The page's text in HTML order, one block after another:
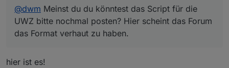
! ... object drin und begin und end sind lesbar.
! Bitte aus der Zeile
~~[code]~~var forceInitStates = true;
[/code]
[/code]
@dwm Meinst du du könntest das Script für die
UWZ bitte nochmal posten? Hier scheint das Forum
das Format verhaut zu haben.
hier ist es!